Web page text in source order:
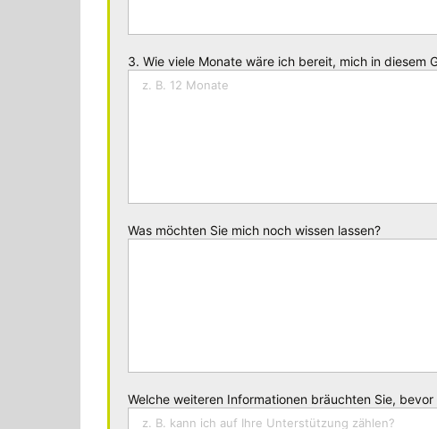
3. Wie viele Monate wäre ich bereit, mich in diesem
Was möchten Sie mich noch wissen lassen?
Welche weiteren Informationen bräuchten Sie,